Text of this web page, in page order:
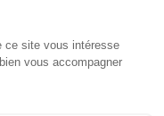
ce site vous intéresse
vous accompagner